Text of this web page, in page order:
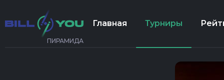
ПИРАМИДА
Главная Турниры